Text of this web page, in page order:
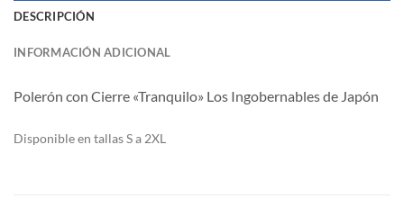
DESCRIPCIÓN
INFORMACIÓN ADICIONAL
Polerón con Cierre «Tranquilo» Los Ingobernables de Japón
Disponible en tallas S a 2XL